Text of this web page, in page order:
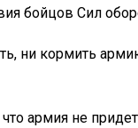
бойцов Сил
ни кормить
армия не